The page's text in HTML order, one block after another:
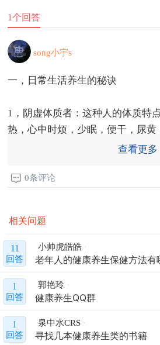
1个回答
song小宇s
一，日常生活养生的秘诀
1，阴虚体质者：这种人的体质特
热，心中时烦，少眠，便干，尿黄
养生方法：首先注意精神调养，养
2，阳虚体质者：这种人多形体白
欠温，小便清长，大便时稀，怕寒
养生方法：注意多晒太阳，加强体
肉、狗肉、鸡肉、鹿肉等。那些面
瘀作用的食品，如桃仁、黑豆、油
常煮食一些山楂粥和花生粥。
查看更多
0条评论
相关问题
11
回答
小帅虎皓皓
老年人的健康养生保健方法有
1
回答
郭艳玲
健康养生QQ群
1
回答
泉中水CRS
寻找几本健康养生类的书籍